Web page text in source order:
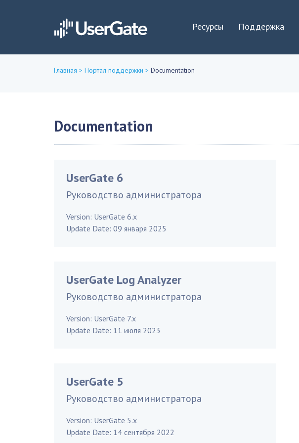
Ресурсы Поддержка
Главная > Портал поддержки > Documentation
Documentation
UserGate 6
Руководство администратора
Version: UserGate 6.x
Update Date: 09 января 2025
UserGate Log Analyzer
Руководство администратора
Version: UserGate 7.x
Update Date: 11 июля 2023
UserGate 5
Руководство администратора
Version: UserGate 5.x
Update Date: 14 сентября 2022